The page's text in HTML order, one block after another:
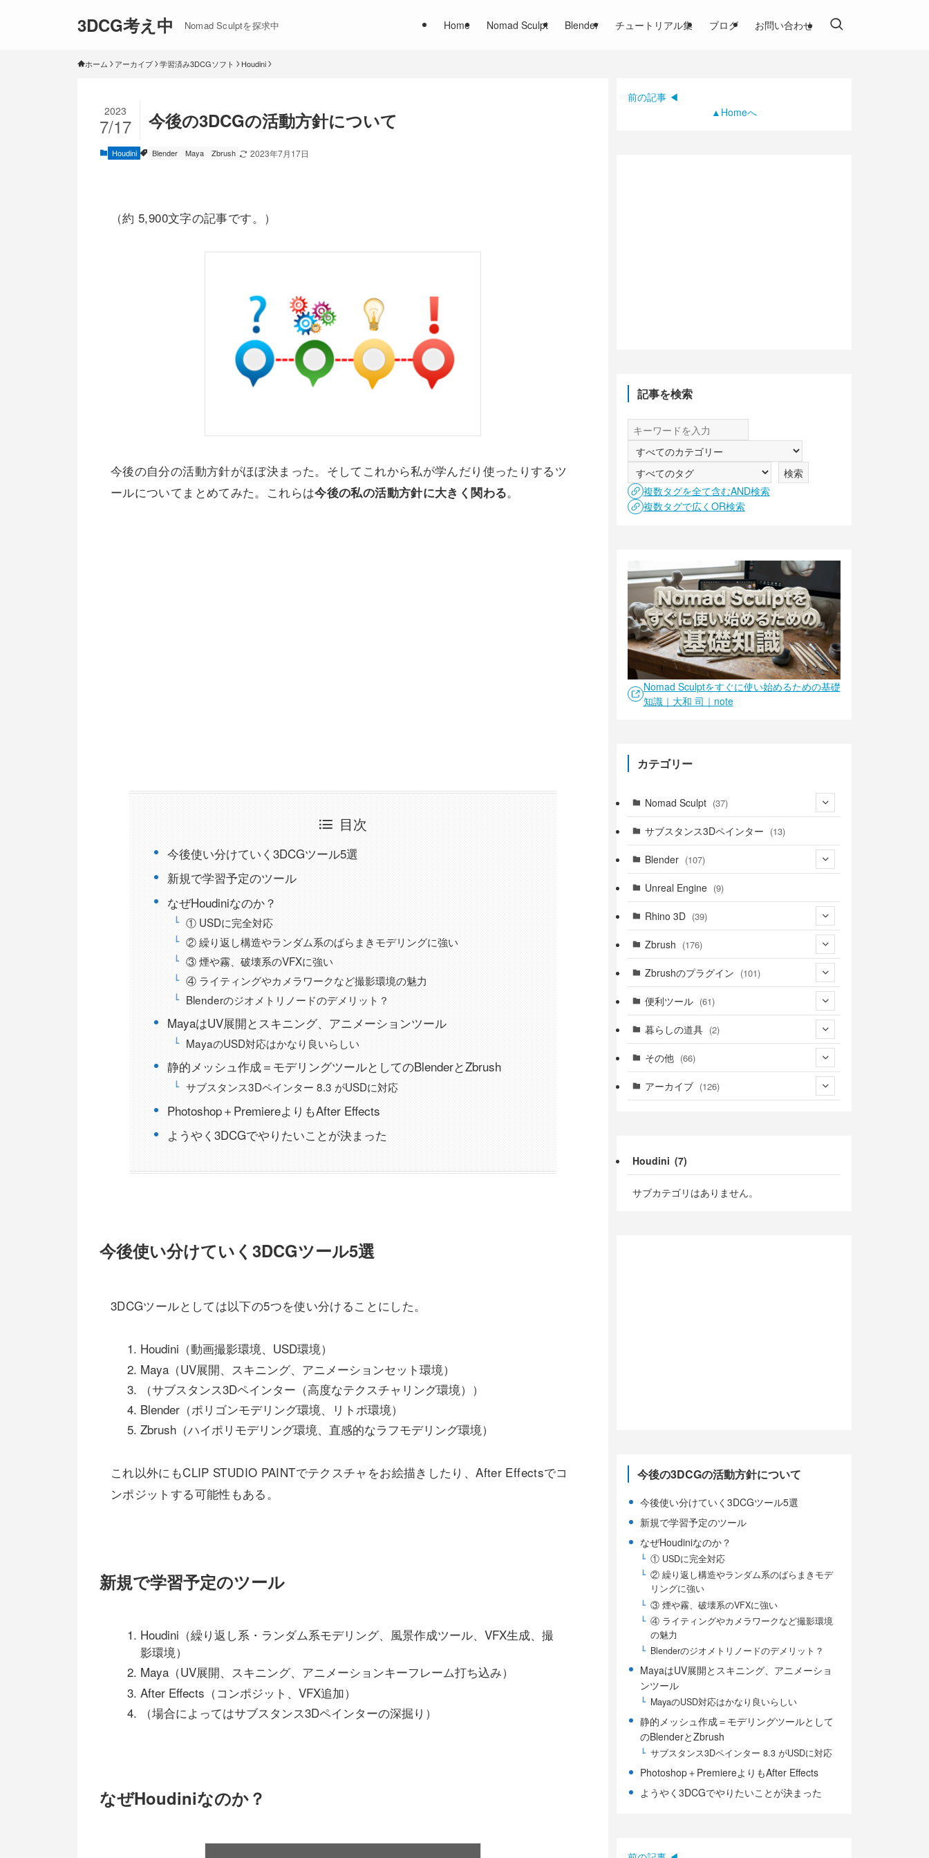
3DCG考え中 Nomad Sculptを探求中 Home Nomad Sculpt Blender チュートリアル集 ブログ お問い合わせ
ホーム アーカイブ 学習済み3DCGソフト Houdini
今後の3DCGの活動方針について
2023
7/17
Houdini Blender Maya Zbrush 2023年7月17日
（約 5,900文字の記事です。）
今後の自分の活動方針がほぼ決まった。そしてこれから私が学んだり使ったりするツ
ールについてまとめてみた。これらは今後の私の活動方針に大きく関わる。
目次
今後使い分けていく3DCGツール5選
新規で学習予定のツール
なぜHoudiniなのか？
① USDに完全対応
② 繰り返し構造やランダム系のばらまきモデリングに強い
③ 煙や霧、破壊系のVFXに強い
④ ライティングやカメラワークなど撮影環境の魅力
Blenderのジオメトリノードのデメリット？
MayaはUV展開とスキニング、アニメーションツール
MayaのUSD対応はかなり良いらしい
静的メッシュ作成＝モデリングツールとしてのBlenderとZbrush
サブスタンス3Dペインター 8.3 がUSDに対応
Photoshop＋PremiereよりもAfter Effects
ようやく3DCGでやりたいことが決まった
今後使い分けていく3DCGツール5選
3DCGツールとしては以下の5つを使い分けることにした。
Houdini（動画撮影環境、USD環境）
Maya（UV展開、スキニング、アニメーションセット環境）
（サブスタンス3Dペインター（高度なテクスチャリング環境））
Blender（ポリゴンモデリング環境、リトポ環境）
Zbrush（ハイポリモデリング環境、直感的なラフモデリング環境）
これ以外にもCLIP STUDIO PAINTでテクスチャをお絵描きしたり、After Effectsでコ
ンポジットする可能性もある。
新規で学習予定のツール
Houdini（繰り返し系・ランダム系モデリング、風景作成ツール、VFX生成、撮
影環境）
Maya（UV展開、スキニング、アニメーションキーフレーム打ち込み）
After Effects（コンポジット、VFX追加）
（場合によってはサブスタンス3Dペインターの深掘り）
なぜHoudiniなのか？
前の記事 ◀
▲Homeへ
記事を検索
複数タグを全て含むAND検索
複数タグで広くOR検索
Nomad Sculptをすぐに使い始めるための基礎
知識｜大和 司｜note
カテゴリー
Nomad Sculpt (37)
(9)
(6)
(4)
(3)
(1)
(8)
(5)
サブスタンス3Dペインター (13)
Blender (107)
(18)
(4)(39)
Unreal Engine (9)
Rhino 3D (39)
(34)
Zbrush (176)
(94)
(14)
(18)
(21)
(18)
(76)
(6)
Zbrushのプラグイン (101)
(3)
(41)
(3)
(1)
(9)
(13)
便利ツール (61)
(39)
(2)
(1)
暮らしの道具 (2)
その他 (66)
(7)
(3)
アーカイブ (126)
(7)
(19)
(3)
(7)
Houdini (7)
サブカテゴリはありません。
今後の3DCGの活動方針について
今後使い分けていく3DCGツール5選
新規で学習予定のツール
なぜHoudiniなのか？
① USDに完全対応
② 繰り返し構造やランダム系のばらまきモデ
リングに強い
③ 煙や霧、破壊系のVFXに強い
④ ライティングやカメラワークなど撮影環境
の魅力
Blenderのジオメトリノードのデメリット？
MayaはUV展開とスキニング、アニメーショ
ンツール
MayaのUSD対応はかなり良いらしい
静的メッシュ作成＝モデリングツールとして
のBlenderとZbrush
サブスタンス3Dペインター 8.3 がUSDに対応
Photoshop＋PremiereよりもAfter Effects
ようやく3DCGでやりたいことが決まった